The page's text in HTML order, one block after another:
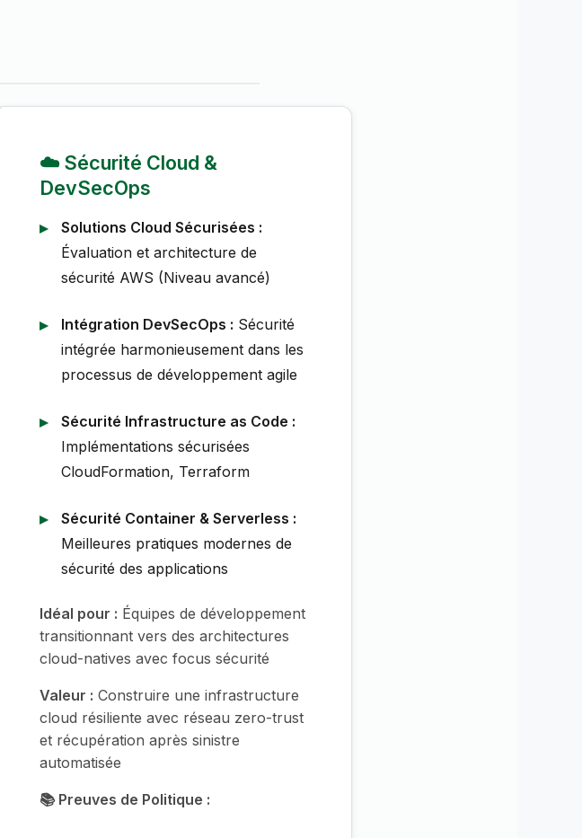
☁️ Sécurité Cloud &
DevSecOps
Solutions Cloud Sécurisées :
Évaluation et architecture de
sécurité AWS (Niveau avancé)
Intégration DevSecOps : Sécurité
intégrée harmonieusement dans les
processus de développement agile
Sécurité Infrastructure as Code :
Implémentations sécurisées
CloudFormation, Terraform
Sécurité Container & Serverless :
Meilleures pratiques modernes de
sécurité des applications
Idéal pour : Équipes de développement
transitionnant vers des architectures
cloud-natives avec focus sécurité
Valeur : Construire une infrastructure
cloud résiliente avec réseau zero-trust
et récupération après sinistre
automatisée
📚 Preuves de Politique :